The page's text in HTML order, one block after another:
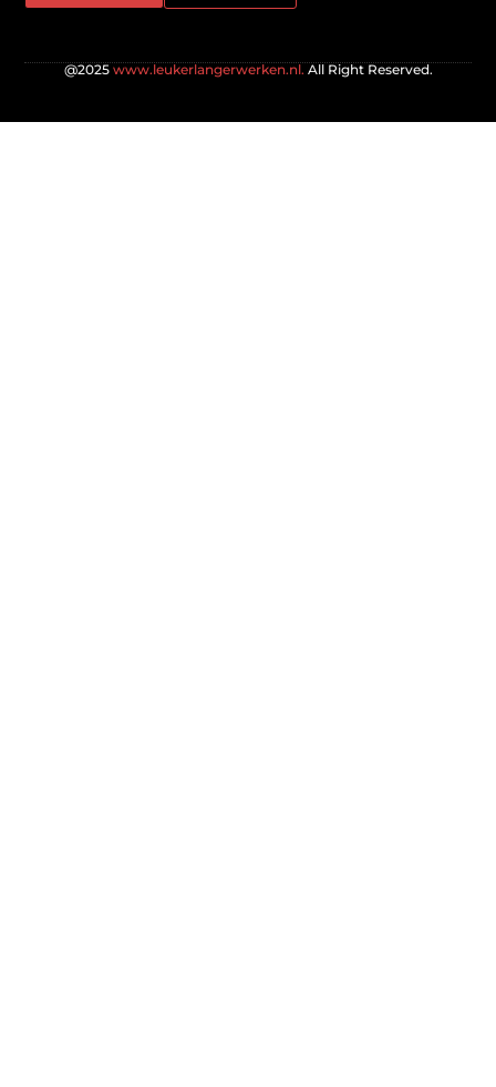
@2025 www.leukerlangerwerken.nl. All Right Reserved.